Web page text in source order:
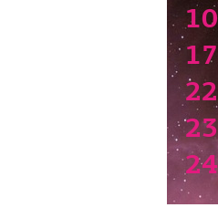
10
17
22
23
24